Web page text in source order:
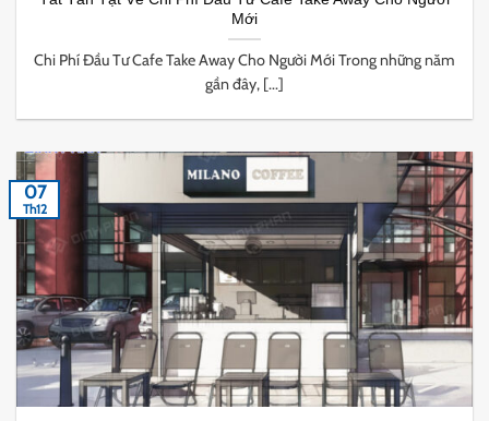
Mới
Chi Phí Đầu Tư Cafe Take Away Cho Người Mới Trong những năm
gần đây, [...]
07
Th12